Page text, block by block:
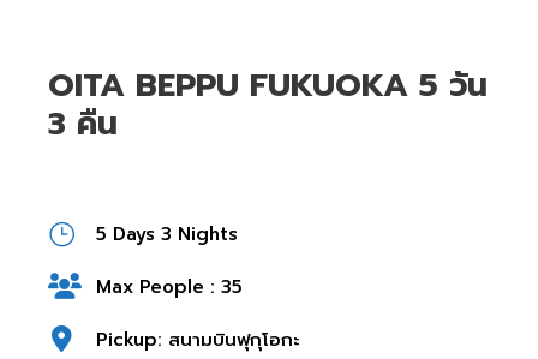
OITA BEPPU FUKUOKA 5 วัน
3 คืน
5 Days 3 Nights
Max People : 35
Pickup: สนามบินฟุกุโอกะ